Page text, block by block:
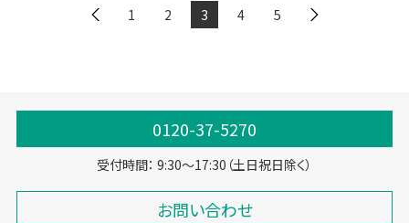
1 2 3 4 5
0120-37-5270
受付時間： 9:30～17:30（土日祝日除く）
お問い合わせ